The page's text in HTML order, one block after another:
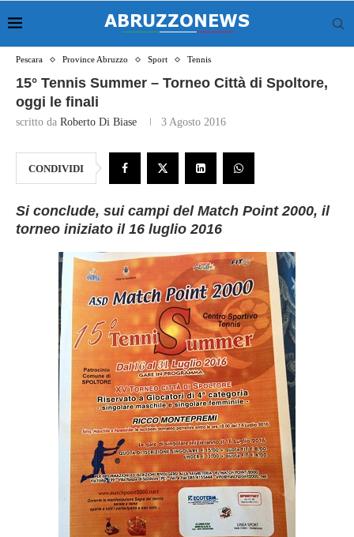
Pescara Province Abruzzo Sport Tennis
15° Tennis Summer – Torneo Città di Spoltore,
oggi le finali
scritto da Roberto Di Biase 3 Agosto 2016
CONDIVIDI
Si conclude, sui campi del Match Point 2000, il
torneo iniziato il 16 luglio 2016